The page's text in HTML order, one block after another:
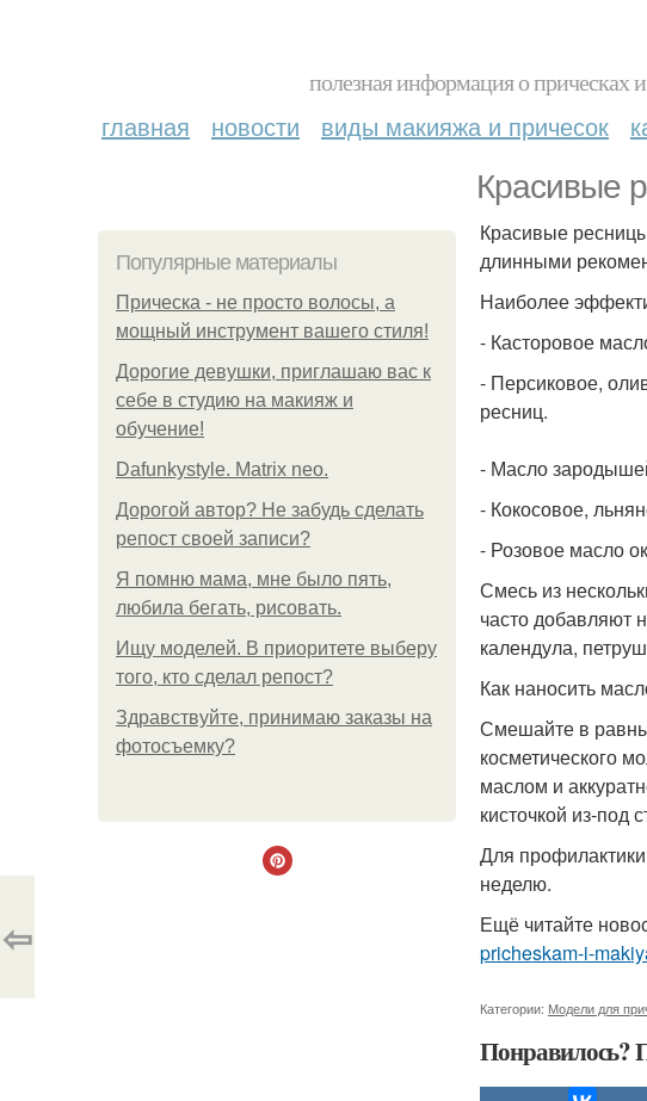
полезная информация о прическах
главная новости виды макияжа и причесок
Красивые
Популярные материалы
Прическа - не просто волосы, а
мощный инструмент вашего стиля!
Дорогие девушки, приглашаю вас к
себе в студию на макияж и
обучение!
Dafunkystyle. Matrix neo.
Дорогой автор? Не забудь сделать
репост своей записи?
Я помню мама, мне было пять,
любила бегать, рисовать.
Ищу моделей. В приоритете выберу
того, кто сделал репост?
Здравствуйте, принимаю заказы на
фотосъемку?
Красивые
длинными
Наиболее
- Касторовое
- Персиковое,
ресниц.
- Масло
- Кокосовое,
- Розовое масло
Смесь из
часто добавляют
календула,
Как наносить
Смешайте в
косметического
маслом и
кисточкой из-под
Для
неделю.
Ещё читайте
pricheskam-i-
Категории: Модели для
Понравилось?
⇦